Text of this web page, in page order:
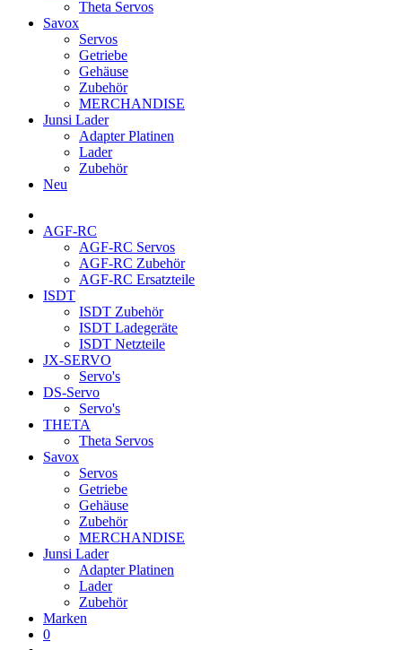
Theta Servos
Savox
Servos
Getriebe
Gehäuse
Zubehör
MERCHANDISE
Junsi Lader
Adapter Platinen
Lader
Zubehör
Neu
AGF-RC
AGF-RC Servos
AGF-RC Zubehör
AGF-RC Ersatzteile
ISDT
ISDT Zubehör
ISDT Ladegeräte
ISDT Netzteile
JX-SERVO
Servo's
DS-Servo
Servo's
THETA
Theta Servos
Savox
Servos
Getriebe
Gehäuse
Zubehör
MERCHANDISE
Junsi Lader
Adapter Platinen
Lader
Zubehör
Marken
0